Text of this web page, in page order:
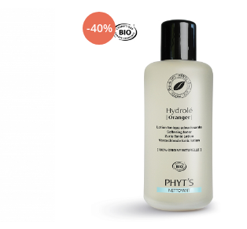
-40%